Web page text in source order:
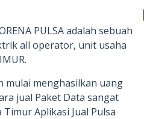
PULSA adalah sebuah
all operator, unit usaha
mulai menghasilkan uang
jual Paket Data sangat
Aplikasi Jual Pulsa